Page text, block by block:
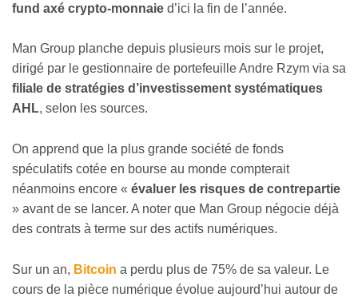
fund axé crypto-monnaie d’ici la fin de l’année.
Man Group planche depuis plusieurs mois sur le projet,
dirigé par le gestionnaire de portefeuille Andre Rzym via sa
filiale de stratégies d’investissement systématiques
AHL, selon les sources.
On apprend que la plus grande société de fonds
spéculatifs cotée en bourse au monde compterait
néanmoins encore « évaluer les risques de contrepartie
» avant de se lancer. A noter que Man Group négocie déjà
des contrats à terme sur des actifs numériques.
Sur un an, Bitcoin a perdu plus de 75% de sa valeur. Le
cours de la pièce numérique évolue aujourd’hui autour de